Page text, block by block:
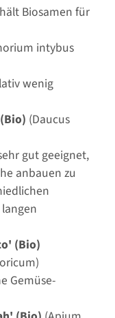
Biosamen für
intybus
wenig
(Daucus
gut geeignet,
anbauen zu
(Bio)
Gemüse-